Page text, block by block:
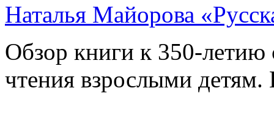
Наталья Майорова
Обзор книги к 350-
чтения взрослыми